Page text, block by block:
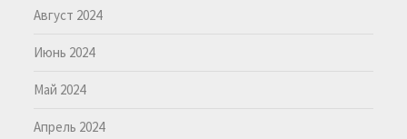
Август 2024
Июнь 2024
Май 2024
Апрель 2024